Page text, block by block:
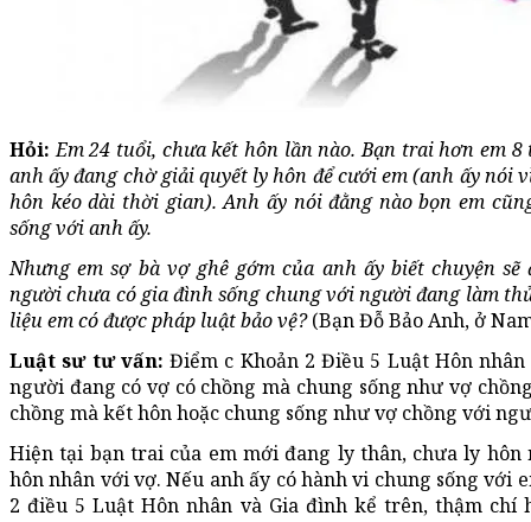
Hỏi: Em 24 tuổi, chưa kết hôn lần nào. Bạn trai hơn em
anh ấy đang chờ giải quyết ly hôn để cưới em (anh ấy nói
hôn kéo dài thời gian). Anh ấy nói đằng nào bọn em
sống với anh ấy.
Nhưng em sợ bà vợ ghê gớm của anh ấy biết chuyện
người chưa có gia đình sống chung với người đang làm
liệu em có được pháp luật bảo vệ?(Bạn Đỗ Bảo Anh, ở
Luật sư tư vấn: Điểm c Khoản 2 Điều 5 Luật Hôn
người đang có vợ có chồng mà chung sống như vợ
chồng mà kết hôn hoặc chung sống như vợ chồng với
Hiện tại bạn trai của em mới đang ly thân, chưa ly
hôn nhân với vợ. Nếu anh ấy có hành vi chung sống với
2 điều 5 Luật Hôn nhân và Gia đình kể trên, thậm